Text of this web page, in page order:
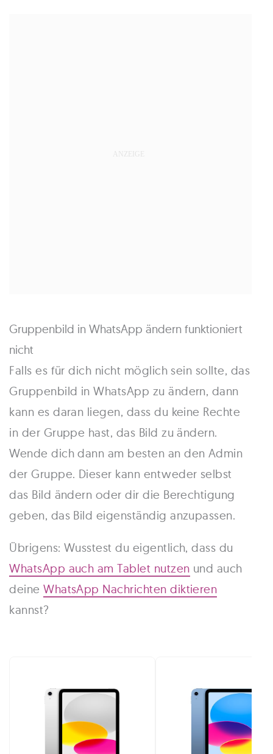
Gruppenbild in WhatsApp ändern funktioniert
nicht
Falls es für dich nicht möglich sein sollte, das
Gruppenbild in WhatsApp zu ändern, dann
kann es daran liegen, dass du keine Rechte
in der Gruppe hast, das Bild zu ändern.
Wende dich dann am besten an den Admin
der Gruppe. Dieser kann entweder selbst
das Bild ändern oder dir die Berechtigung
geben, das Bild eigenständig anzupassen.
Übrigens: Wusstest du eigentlich, dass du
WhatsApp auch am Tablet nutzen und auch
deineWhatsApp Nachrichten diktieren
kannst?